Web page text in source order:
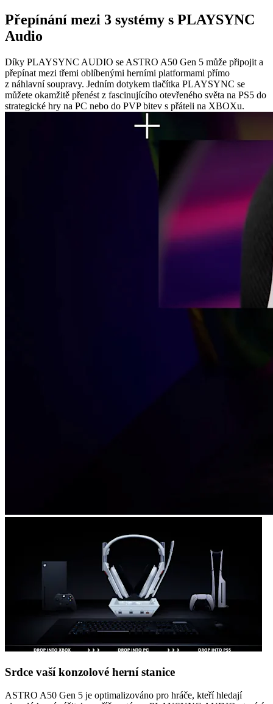
Přepínání mezi 3 systémy s PLAYSYNC
Audio
Díky PLAYSYNC AUDIO se ASTRO A50 Gen 5 může připojit a
přepínat mezi třemi oblíbenými herními platformami přímo
z náhlavní soupravy. Jedním dotykem tlačítka PLAYSYNC se
můžete okamžitě přenést z fascinujícího otevřeného světa na PS5 do
strategické hry na PC nebo do PVP bitev s přáteli na XBOXu.
Srdce vaší konzolové herní stanice
ASTRO A50 Gen 5 je optimalizováno pro hráče, kteří hledají